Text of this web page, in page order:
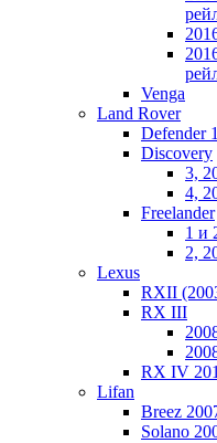
Venga
Land Rover
Defender
Discovery
3,
4,
Freelander
1 и
2,
Lexus
RXII
RX III
RX IV
Lifan
Breez
Solano